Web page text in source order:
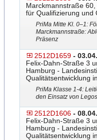
Marckmannstraße
für Qualifizierung und
PriMa Mitte Kl. 0–1:
Marckmannstraße:
Präsenz
2512D1659 -
Felix-Dahn-Straße 3
Hamburg -
Qualitätsentwicklung
PriMa Klasse 1-4:
den Einsatz von
2512D1606 -
Felix-Dahn-Straße 3
Hamburg -
Qualitätsentwicklung